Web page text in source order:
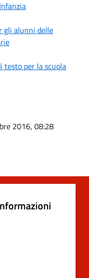
gli alunni delle
testo per la scuola
2016, 08:28